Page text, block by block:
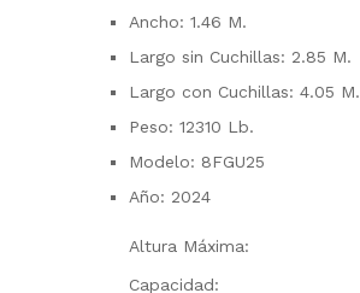
Ancho: 1.46 M.
Largo sin Cuchillas: 2.85 M.
Largo con Cuchillas: 4.05 M.
Peso: 12310 Lb.
Modelo: 8FGU25
Año: 2024
Altura Máxima:
Capacidad: